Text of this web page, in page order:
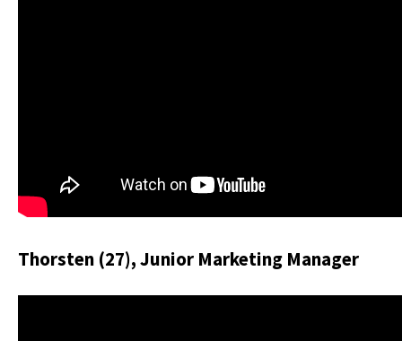
Thorsten (27), Junior Marketing Manager